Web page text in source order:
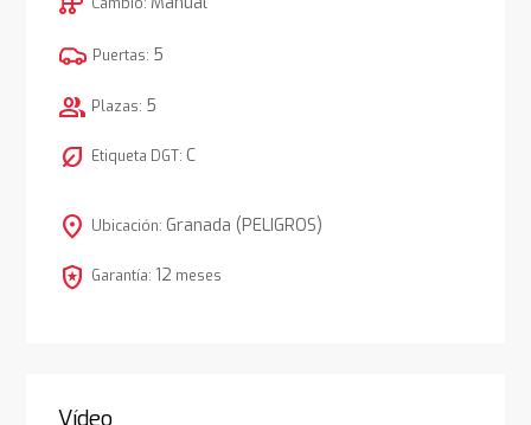
Cambio:
Puertas: 5
group Plazas: 5
nest_eco_leaf Etiqueta DGT: C
location_on Ubicación: Granada (PELIGROS)
local_police Garantía: 12 meses
Vídeo